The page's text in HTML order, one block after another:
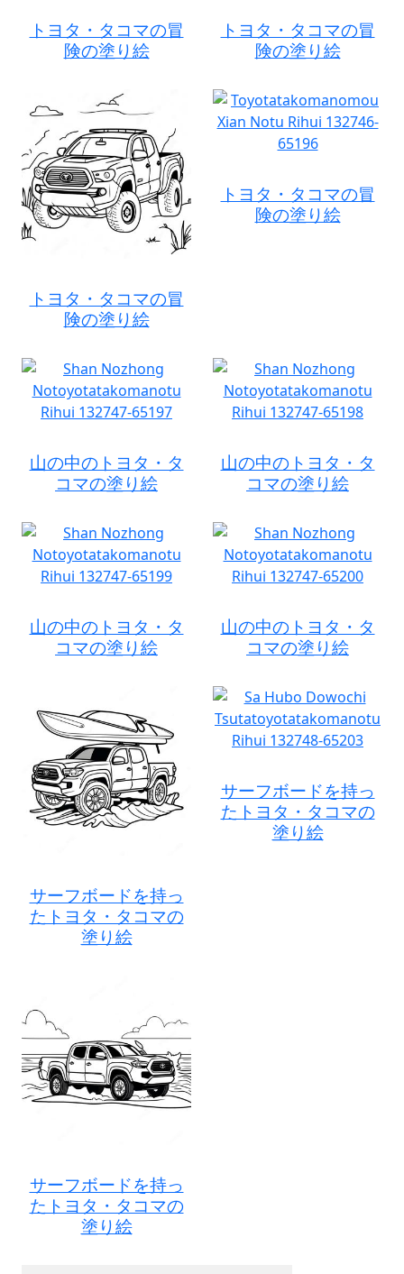
トヨタ・タコマの冒
険の塗り絵
トヨタ・タコマの冒
険の塗り絵
トヨタ・タコマの冒
険の塗り絵
トヨタ・タコマの冒
険の塗り絵
山の中のトヨタ・タ
コマの塗り絵
山の中のトヨタ・タ
コマの塗り絵
山の中のトヨタ・タ
コマの塗り絵
山の中のトヨタ・タ
コマの塗り絵
サーフボードを持っ
たトヨタ・タコマの
塗り絵
サーフボードを持っ
たトヨタ・タコマの
塗り絵
サーフボードを持っ
たトヨタ・タコマの
塗り絵